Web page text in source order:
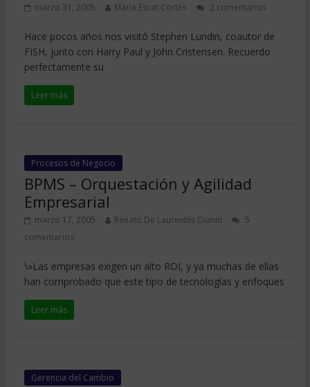
marzo 31, 2005 Maria Escat Cortes 2 comentarios
Hace pocos años nos visitó Stephen Lundin, coautor de
FISH, junto con Harry Paul y John Cristensen. Recuerdo
perfectamente su
Leer más
Procesos de Negocio
BPMS – Orquestación y Agilidad
Empresarial
marzo 17, 2005 Renato De Laurentiis Gianni
5
comentarios
\»Las empresas exigen un alto ROI, y ya muchas de ellas
han comprobado que este tipo de tecnologías y enfoques
Leer más
Gerencia del Cambio